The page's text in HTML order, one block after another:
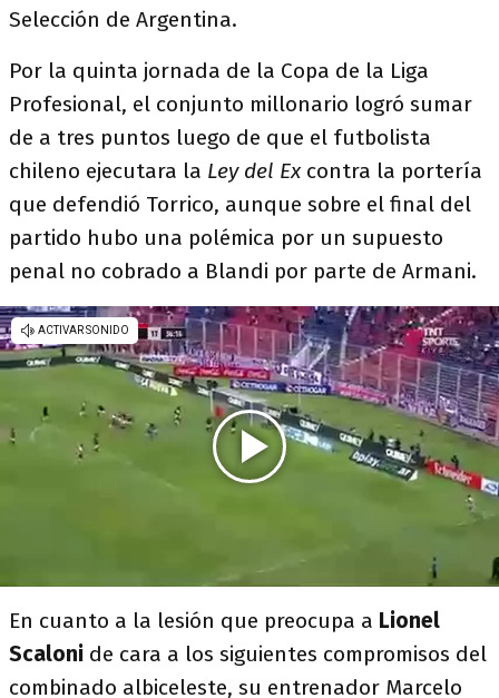
Selección de Argentina.
Por la quinta jornada de la Copa de la Liga
Profesional, el conjunto millonario logró sumar
de a tres puntos luego de que el futbolista
chileno ejecutara la Ley del Excontra la portería
que defendió Torrico, aunque sobre el final del
partido hubo una polémica por un supuesto
penal no cobrado a Blandi por parte de Armani.
En cuanto a la lesión que preocupa a Lionel
Scaloni de cara a los siguientes compromisos del
combinado albiceleste, su entrenador Marcelo